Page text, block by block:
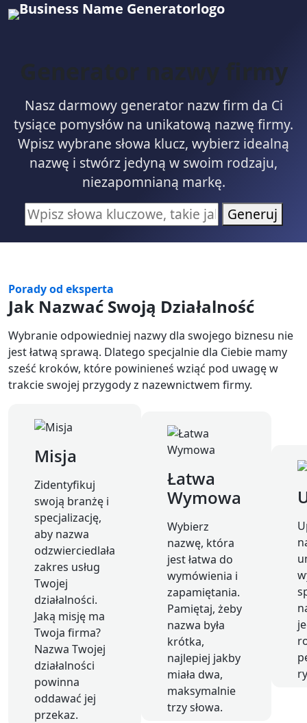
Generator nazwy firmy
Nasz darmowy generator nazw firm da Ci
tysiące pomysłów na unikatową nazwę firmy.
Wpisz wybrane słowa klucz, wybierz idealną
nazwę i stwórz jedyną w swoim rodzaju,
niezapomnianą markę.
Generuj
Porady od eksperta
Jak Nazwać Swoją Działalność
Wybranie odpowiedniej nazwy dla swojego biznesu nie
jest łatwą sprawą. Dlatego specjalnie dla Ciebie mamy
sześć kroków, które powinieneś wziąć pod uwagę w
trakcie swojej przygody z nazewnictwem firmy.
Misja
Zidentyfikuj
swoją branżę i
specjalizację,
aby nazwa
odzwierciedlała
zakres usług
Twojej
działalności.
Jaką misję ma
Twoja firma?
Nazwa Twojej
działalności
powinna
oddawać jej
przekaz.
Łatwa
Wymowa
Wybierz
nazwę, która
jest łatwa do
wymówienia i
zapamiętania.
Pamiętaj, żeby
nazwa była
krótka,
najlepiej jakby
miała dwa,
maksymalnie
trzy słowa.